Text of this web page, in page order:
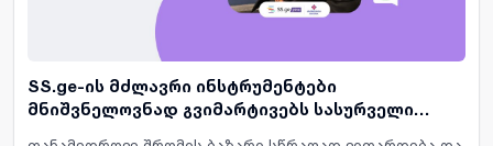
SS.ge-ის მძლავრი ინსტრუმენტები
მნიშვნელოვნად გვიმარტივებს სასურველი